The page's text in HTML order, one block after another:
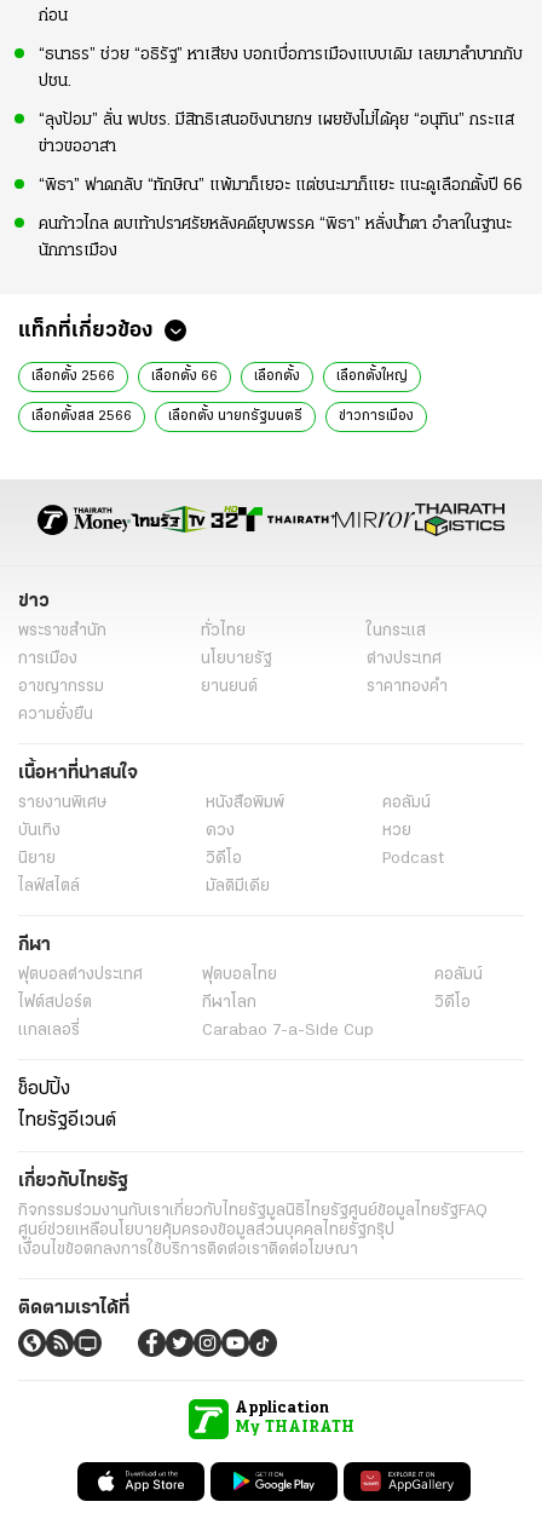
ก่อน
“ธนาธร” ช่วย “อธิรัฐ” หาเสียง บอกเบื่อการเมืองแบบเดิม เลยมาลำบากกับ
ปชน.
“ลุงป้อม” ลั่น พปชร. มีสิทธิเสนอชิงนายกฯ เผยยังไม่ได้คุย “อนุทิน” กระแส
ข่าวขออาสา
“พิธา” ฟาดกลับ “ทักษิณ” แพ้มาก็เยอะ แต่ชนะมาก็แยะ แนะดูเลือกตั้งปี 66
คนก้าวไกล ตบเท้าปราศรัยหลังคดียุบพรรค “พิธา” หลั่งน้ำตา อำลาในฐานะ
นักการเมือง
แท็กที่เกี่ยวข้อง
เลือกตั้ง 2566 เลือกตั้ง 66 เลือกตั้ง เลือกตั้งใหญ่
เลือกตั้งสส 2566 เลือกตั้ง นายกรัฐมนตรี ข่าวการเมือง
ธนาคารไทยแข็งแกร่ง ประยุทธ์ จันทร์โอชา นายกรัฐมนตรี
ข่าวทั่วไป
ข่าว
พระราชสำนัก ทั่วไทย
ในกระแส
การเมือง
นโยบายรัฐ
ต่างประเทศ
อาชญากรรม
ยานยนต์
ราคาทองคำ
ความยั่งยืน
เนื้อหาที่น่าสนใจ
รายงานพิเศษ หนังสือพิมพ์
คอลัมน์
บันเทิง
ดวง
หวย
นิยาย
วิดีโอ
Podcast
ไลฟ์สไตล์
มัลติมีเดีย
กีฬา
ฟุตบอลต่่างประเทศ ฟุตบอลไทย
คอลัมน์
ไฟต์สปอร์ต
กีฬาโลก
วิดีโอ
แกลเลอรี่
Carabao 7-a-Side Cup
ช็อปปิ้ง
ไทยรัฐอีเวนต์
เกี่ยวกับไทยรัฐ
กิจกรรมร่วมงานกับเราเกี่ยวกับไทยรัฐมูลนิธิไทยรัฐศูนย์ข้อมูลไทยรัฐFAQ
ศูนย์ช่วยเหลือนโยบายคุ้มครองข้อมูลส่วนบุคคลไทยรัฐกรุ๊ป
เงื่อนไขข้อตกลงการใช้บริการติดต่อเราติดต่อโฆษณา
ติดตามเราได้ที่
Application
My THAIRATH